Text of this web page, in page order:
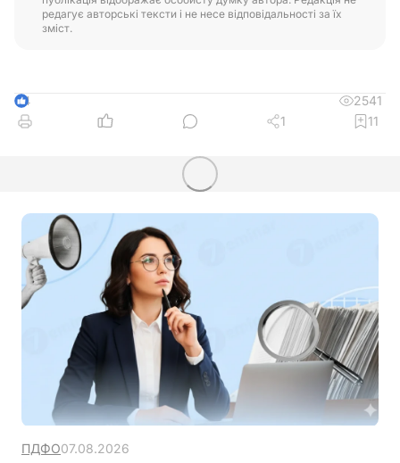
редагує авторські тексти і не несе відповідальності за їх
зміст.
4
2541
1
11
ПДФО07.08.2026